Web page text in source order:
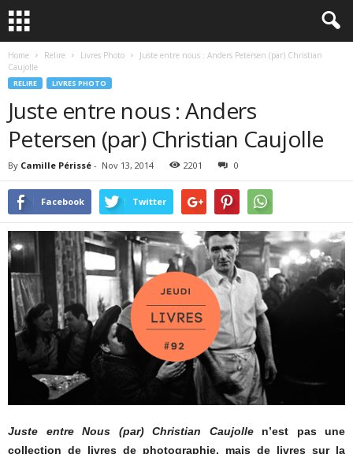
Home Relire Livres Photo
Juste entre nous : Anders Petersen (par) Christian
Caujolle
RELIRE LIVRES PHOTO
Juste entre nous : Anders
Petersen (par) Christian Caujolle
By Camille Périssé - Nov 13, 2014 2201 0
Facebook Twitter
Juste entre Nous (par) Christian Caujolle n’est pas une
collection de livres de photographie, mais de livres sur la